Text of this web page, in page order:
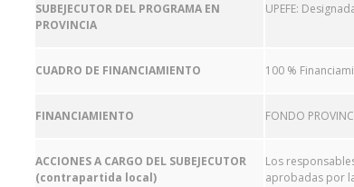
SUBEJECUTOR DEL PROGRAMA EN
PROVINCIA
UPEFE:
CUADRO DE FINANCIAMIENTO 100 %
FINANCIAMIENTO FONDO
ACCIONES A CARGO DEL SUBEJECUTOR
(contrapartida local)
Los
aprobadas por